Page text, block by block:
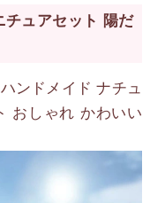
チュアセット 陽だ
ンドメイド ナチュ
おしゃれ かわいい